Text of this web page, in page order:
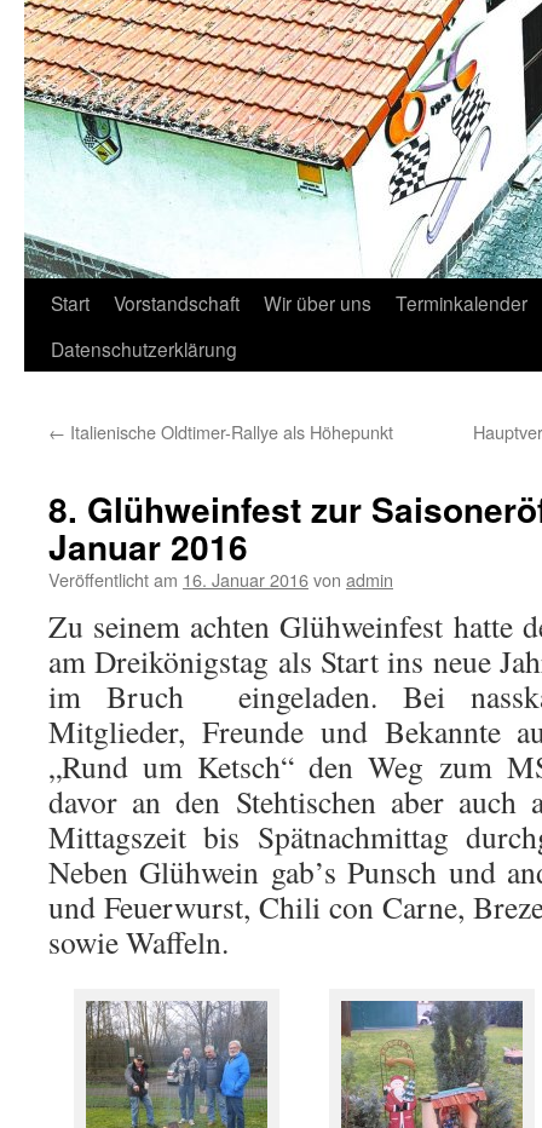
Start Vorstandschaft Wir über uns
Terminkalender
Datenschutzerklärung
← Italienische Oldtimer-Rallye als Höhepunkt
8. Glühweinfest zur
Januar 2016
Veröffentlicht am 16. Januar 2016von admin
Zu seinem achten Glühweinfest hatte
am Dreikönigstag als Start ins neue
im Bruch eingeladen. Bei
Mitglieder, Freunde und Bekannte
„Rund um Ketsch“ den Weg zum
davor an den Stehtischen aber auch
Mittagszeit bis Spätnachmittag
Neben Glühwein gab’s Punsch und
und Feuerwurst, Chili con Carne,
sowie Waffeln.